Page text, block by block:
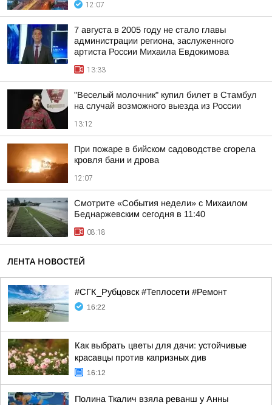
12:07
7 августа в 2005 году не стало главы
администрации региона, заслуженного
артиста России Михаила Евдокимова
13:33
"Веселый молочник" купил билет в Стамбул
на случай возможного выезда из России
13:12
При пожаре в бийском садоводстве сгорела
кровля бани и дрова
12:07
Смотрите «События недели» с Михаилом
Беднаржевским сегодня в 11:40
08:18
ЛЕНТА НОВОСТЕЙ
#СГК_Рубцовск #Теплосети #Ремонт
16:22
Как выбрать цветы для дачи: устойчивые
красавцы против капризных див
16:12
Полина Ткалич взяла реванш у Анны